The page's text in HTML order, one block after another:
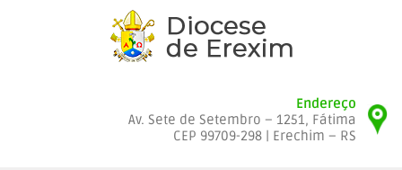
Endereço
Av. Sete de Setembro – 1251, Fátima
CEP 99709-298 | Erechim – RS